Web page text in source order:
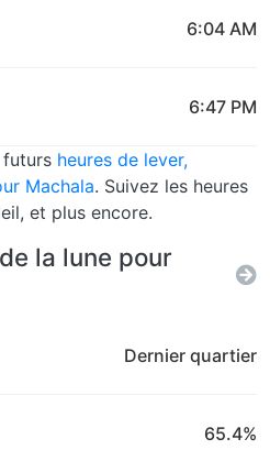
6:04 AM
6:47 PM
futurs heures de lever,
Machala. Suivez les heures
et plus encore.
la lune pour
Dernier quartier
65.4%